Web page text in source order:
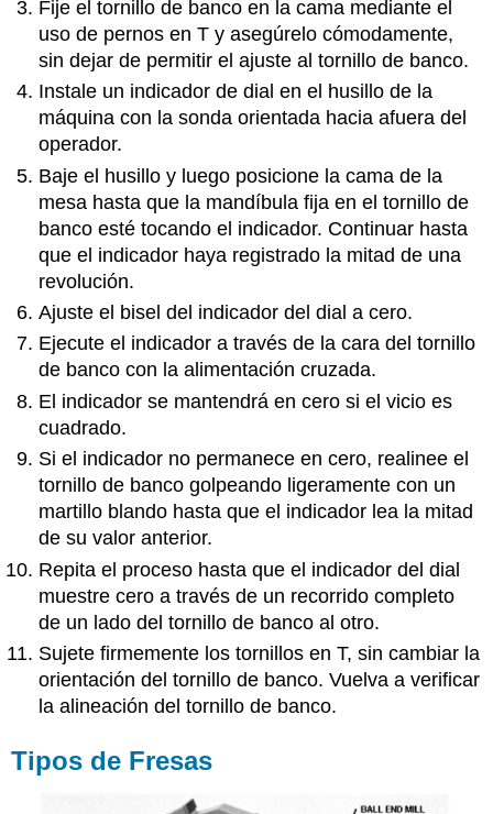
Fije el tornillo de banco en la cama mediante el
uso de pernos en T y asegúrelo cómodamente,
sin dejar de permitir el ajuste al tornillo de banco.
Instale un indicador de dial en el husillo de la
máquina con la sonda orientada hacia afuera del
operador.
Baje el husillo y luego posicione la cama de la
mesa hasta que la mandíbula fija en el tornillo de
banco esté tocando el indicador. Continuar hasta
que el indicador haya registrado la mitad de una
revolución.
Ajuste el bisel del indicador del dial a cero.
Ejecute el indicador a través de la cara del tornillo
de banco con la alimentación cruzada.
El indicador se mantendrá en cero si el vicio es
cuadrado.
Si el indicador no permanece en cero, realinee el
tornillo de banco golpeando ligeramente con un
martillo blando hasta que el indicador lea la mitad
de su valor anterior.
Repita el proceso hasta que el indicador del dial
muestre cero a través de un recorrido completo
de un lado del tornillo de banco al otro.
Sujete firmemente los tornillos en T, sin cambiar la
orientación del tornillo de banco. Vuelva a verificar
la alineación del tornillo de banco.
Tipos de Fresas